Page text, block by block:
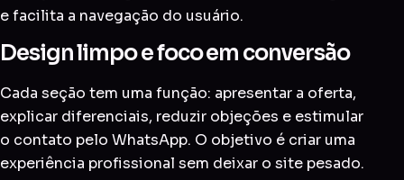
e facilita a navegação do usuário.
Design limpo e foco em conversão
Cada seção tem uma função: apresentar a oferta,
explicar diferenciais, reduzir objeções e estimular
o contato pelo WhatsApp. O objetivo é criar uma
experiência profissional sem deixar o site pesado.